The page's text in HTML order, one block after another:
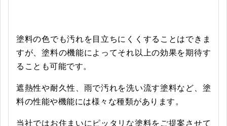
塗料の色でも汚れを目立ちにくくすることはできま
すが、塗料の機能によってそれ以上の効果を期待す
ることも可能です。
遮熱性や耐久性、雨で汚れを洗い流す塗料など、塗
料の性能や機能には様々な種類があります。
当社ではお住まいにピッタリな塗料をご提案させて